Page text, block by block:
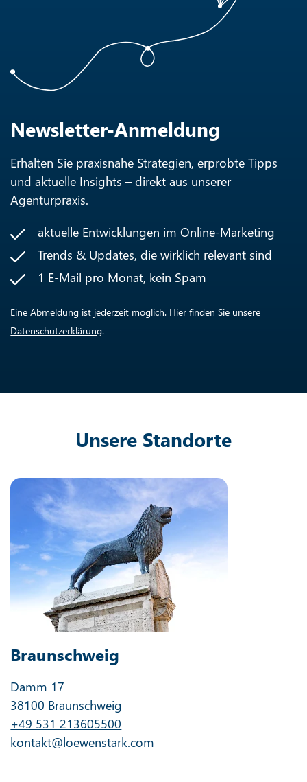
Newsletter-Anmeldung
Erhalten Sie praxisnahe Strategien, erprobte Tipps
und aktuelle Insights – direkt aus unserer
Agenturpraxis.
aktuelle Entwicklungen im Online-Marketing
Trends & Updates, die wirklich relevant sind
1 E-Mail pro Monat, kein Spam
Eine Abmeldung ist jederzeit möglich. Hier finden Sie unsere
Datenschutzerklärung.
Unsere Standorte
Braunschweig
Damm 17
38100 Braunschweig
+49 531 213605500
kontakt@loewenstark.com